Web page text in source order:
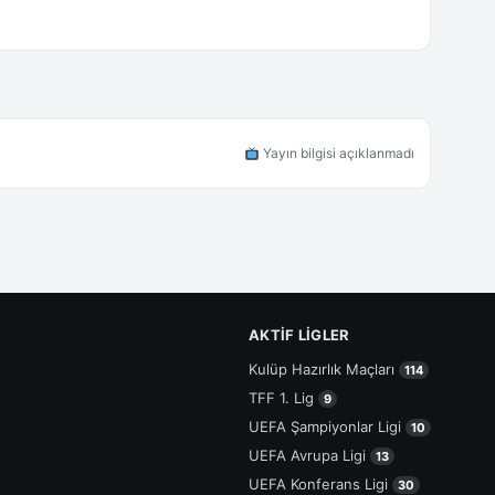
Yayın bilgisi açıklanmadı
AKTIF LIGLER
Kulüp Hazırlık Maçları
114
TFF 1. Lig 9
UEFA Şampiyonlar Ligi 10
UEFA Avrupa Ligi 13
UEFA Konferans Ligi 30